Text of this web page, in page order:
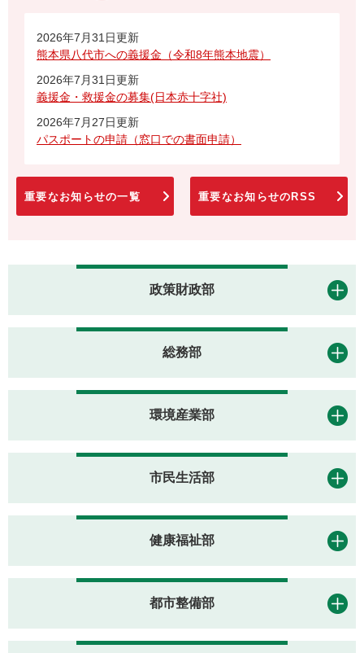
2026年7月31日更新
熊本県八代市への義援金（令和8年熊本地震）
2026年7月31日更新
義援金・救援金の募集(日本赤十字社)
2026年7月27日更新
パスポートの申請（窓口での書面申請）
重要なお知らせの一覧 重要なお知らせのRSS
政策財政部
総務部
環境産業部
市民生活部
健康福祉部
都市整備部